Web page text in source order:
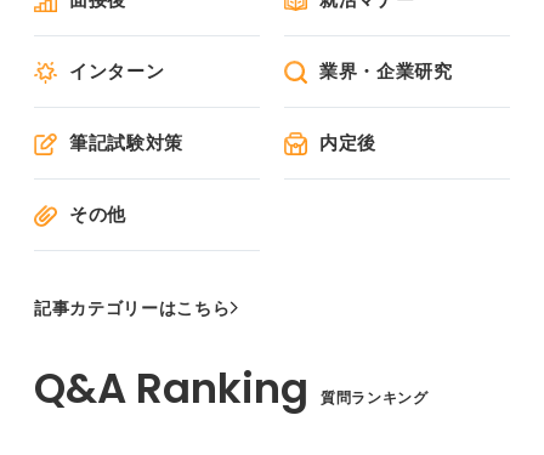
インターン 業界・企業研究
筆記試験対策 内定後
その他
記事カテゴリーはこちら
質問ランキング